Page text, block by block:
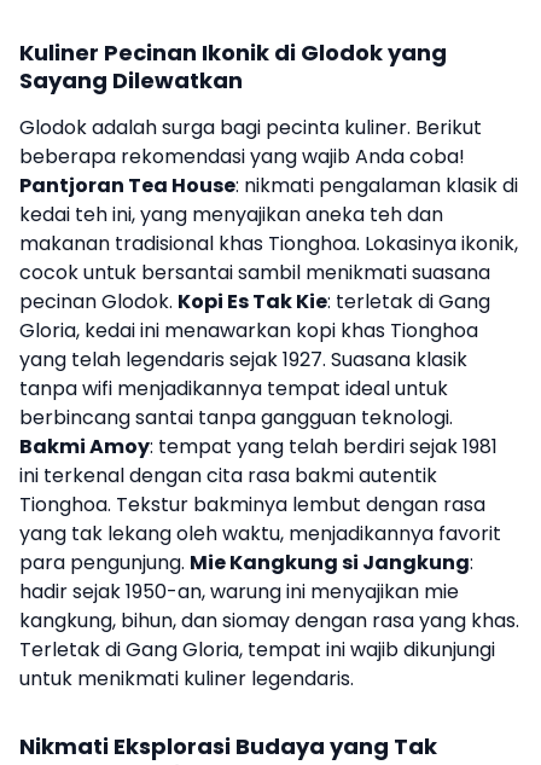
Kuliner Pecinan Ikonik di Glodok yang
Sayang Dilewatkan
Glodok adalah surga bagi pecinta kuliner. Berikut
beberapa rekomendasi yang wajib Anda coba!
Pantjoran Tea House: nikmati pengalaman klasik di
kedai teh ini, yang menyajikan aneka teh dan
makanan tradisional khas Tionghoa. Lokasinya ikonik,
cocok untuk bersantai sambil menikmati suasana
pecinan Glodok. Kopi Es Tak Kie: terletak di Gang
Gloria, kedai ini menawarkan kopi khas Tionghoa
yang telah legendaris sejak 1927. Suasana klasik
tanpa wifi menjadikannya tempat ideal untuk
berbincang santai tanpa gangguan teknologi.
Bakmi Amoy: tempat yang telah berdiri sejak 1981
ini terkenal dengan cita rasa bakmi autentik
Tionghoa. Tekstur bakminya lembut dengan rasa
yang tak lekang oleh waktu, menjadikannya favorit
para pengunjung. Mie Kangkung si Jangkung:
hadir sejak 1950-an, warung ini menyajikan mie
kangkung, bihun, dan siomay dengan rasa yang khas.
Terletak di Gang Gloria, tempat ini wajib dikunjungi
untuk menikmati kuliner legendaris.
Nikmati Eksplorasi Budaya yang Tak